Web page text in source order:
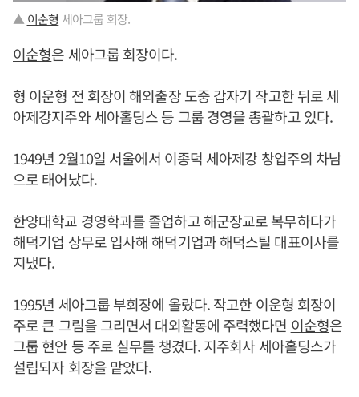
▲ 이순형 세아그룹 회장.
이순형은 세아그룹 회장이다.
형 이운형 전 회장이 해외출장 도중 갑자기 작고한 뒤로 세
아제강지주와 세아홀딩스 등 그룹 경영을 총괄하고 있다.
1949년 2월10일 서울에서 이종덕 세아제강 창업주의 차남
으로 태어났다.
한양대학교 경영학과를 졸업하고 해군장교로 복무하다가
해덕기업 상무로 입사해 해덕기업과 해덕스틸 대표이사를
지냈다.
1995년 세아그룹 부회장에 올랐다. 작고한 이운형 회장이
주로 큰 그림을 그리면서 대외활동에 주력했다면 이순형은
그룹 현안 등 주로 실무를 챙겼다. 지주회사 세아홀딩스가
설립되자 회장을 맡았다.